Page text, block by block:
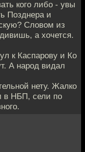
кого либо - увы
Позднера и
Словом из
а хочется.
к Каспарову и Ко
А народ видал
нету. Жалко
в НБП, сели по